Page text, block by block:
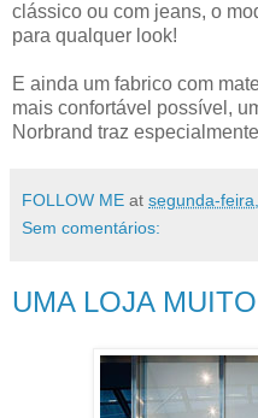
clássico ou com jeans, o
para qualquer look!
E ainda um fabrico com
mais confortável possível,
Norbrand traz
FOLLOW ME at segunda-
Sem comentários:
UMA LOJA